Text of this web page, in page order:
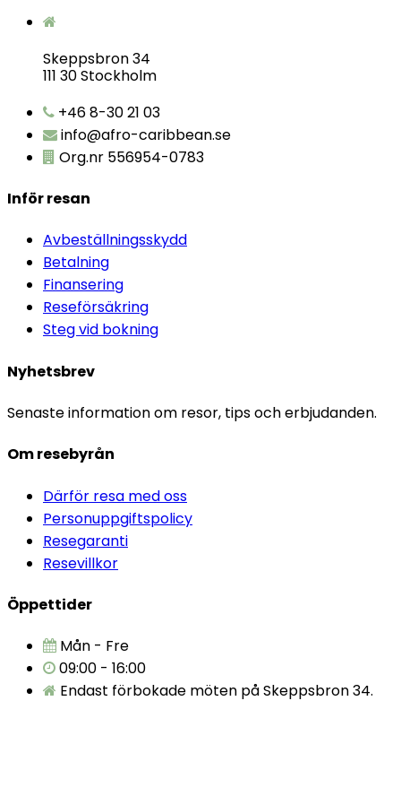
Skeppsbron 34
111 30 Stockholm
+46 8-30 21 03
info@afro-caribbean.se
Org.nr 556954-0783
Inför resan
Avbeställningsskydd
Betalning
Finansering
Reseförsäkring
Steg vid bokning
Nyhetsbrev
Senaste information om resor, tips och erbjudanden.
Om resebyrån
Därför resa med oss
Personuppgiftspolicy
Resegaranti
Resevillkor
Öppettider
Mån - Fre
09:00 - 16:00
Endast förbokade möten på Skeppsbron 34.